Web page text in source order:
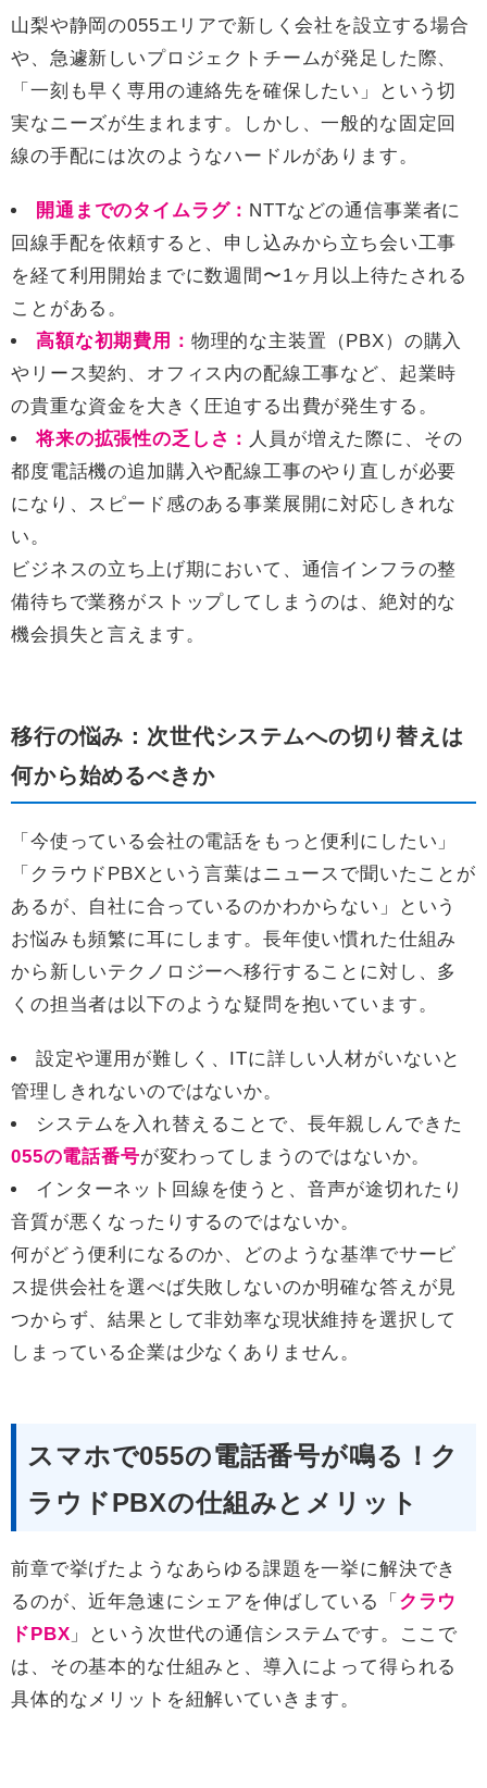
山梨や静岡の055エリアで新しく会社を設立する場合
や、急遽新しいプロジェクトチームが発足した際、
「一刻も早く専用の連絡先を確保したい」という切
実なニーズが生まれます。しかし、一般的な固定回
線の手配には次のようなハードルがあります。
開通までのタイムラグ： NTTなどの通信事業者に
回線手配を依頼すると、申し込みから立ち会い工事
を経て利用開始までに数週間〜1ヶ月以上待たされる
ことがある。
高額な初期費用： 物理的な主装置（PBX）の購入
やリース契約、オフィス内の配線工事など、起業時
の貴重な資金を大きく圧迫する出費が発生する。
将来の拡張性の乏しさ： 人員が増えた際に、その
都度電話機の追加購入や配線工事のやり直しが必要
になり、スピード感のある事業展開に対応しきれな
い。
ビジネスの立ち上げ期において、通信インフラの整
備待ちで業務がストップしてしまうのは、絶対的な
機会損失と言えます。
移行の悩み：次世代システムへの切り替えは
何から始めるべきか
「今使っている会社の電話をもっと便利にしたい」
「クラウドPBXという言葉はニュースで聞いたことが
あるが、自社に合っているのかわからない」という
お悩みも頻繁に耳にします。長年使い慣れた仕組み
から新しいテクノロジーへ移行することに対し、多
くの担当者は以下のような疑問を抱いています。
設定や運用が難しく、ITに詳しい人材がいないと
管理しきれないのではないか。
システムを入れ替えることで、長年親しんできた
055の電話番号が変わってしまうのではないか。
インターネット回線を使うと、音声が途切れたり
音質が悪くなったりするのではないか。
何がどう便利になるのか、どのような基準でサービ
ス提供会社を選べば失敗しないのか明確な答えが見
つからず、結果として非効率な現状維持を選択して
しまっている企業は少なくありません。
スマホで055の電話番号が鳴る！ク
ラウドPBXの仕組みとメリット
前章で挙げたようなあらゆる課題を一挙に解決でき
るのが、近年急速にシェアを伸ばしている「 クラウ
ドPBX 」という次世代の通信システムです。ここで
は、その基本的な仕組みと、導入によって得られる
具体的なメリットを紐解いていきます。